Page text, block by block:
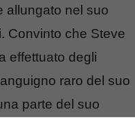
allungato nel suo
Convinto che Steve
effettuato degli
raro del suo
parte del suo